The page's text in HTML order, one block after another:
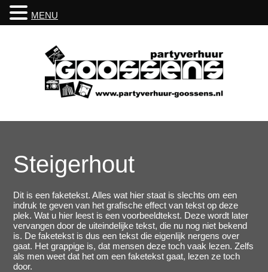
Steigerhout
Dit is een faketekst. Alles wat hier staat is slechts om een
indruk te geven van het grafische effect van tekst op deze
plek. Wat u hier leest is een voorbeeldtekst. Deze wordt later
vervangen door de uiteindelijke tekst, die nu nog niet bekend
is. De faketekst is dus een tekst die eigenlijk nergens over
gaat. Het grappige is, dat mensen deze toch vaak lezen. Zelfs
als men weet dat het om een faketekst gaat, lezen ze toch
door.
MENU